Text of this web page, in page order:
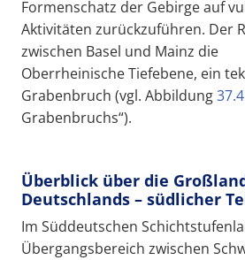
Formenschatz der Gebirge auf
Aktivitäten zurückzuführen. Der
zwischen Basel und Mainz die
Oberrheinische Tiefebene, ein
Grabenbruch (vgl. Abbildung37.4
Grabenbruchs“).
Überblick über die
Deutschlands – südlicher
Im Süddeutschen
Übergangsbereich zwischen